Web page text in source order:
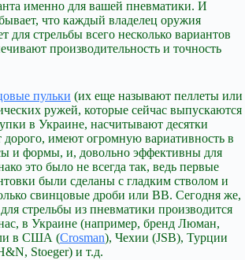
именно для вашей пневматики. И
что каждый владелец оружия
для стрельбы всего несколько вариантов
производительность и точность
пульки (их еще называют пеллеты или
ружей, которые сейчас выпускаются
в Украине, насчитывают десятки
имеют огромную вариативность в
и формы, и, довольно эффективны для
это было не всегда так, ведь первые
были сделаны с гладким стволом и
свинцовые дроби или ВВ. Сегодня же,
стрельбы из пневматики производится
в Украине (например, бренд Люман,
в США (Crosman), Чехии (JSB), Турции
Stoeger) и т.д.